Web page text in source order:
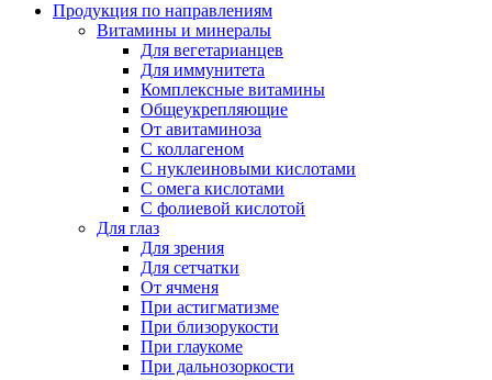
Продукция по направлениям
Витамины и минералы
Для вегетарианцев
Для иммунитета
Комплексные витамины
Общеукрепляющие
От авитаминоза
С коллагеном
С нуклеиновыми кислотами
С омега кислотами
С фолиевой кислотой
Для глаз
Для зрения
Для сетчатки
От ячменя
При астигматизме
При близорукости
При глаукоме
При дальнозоркости